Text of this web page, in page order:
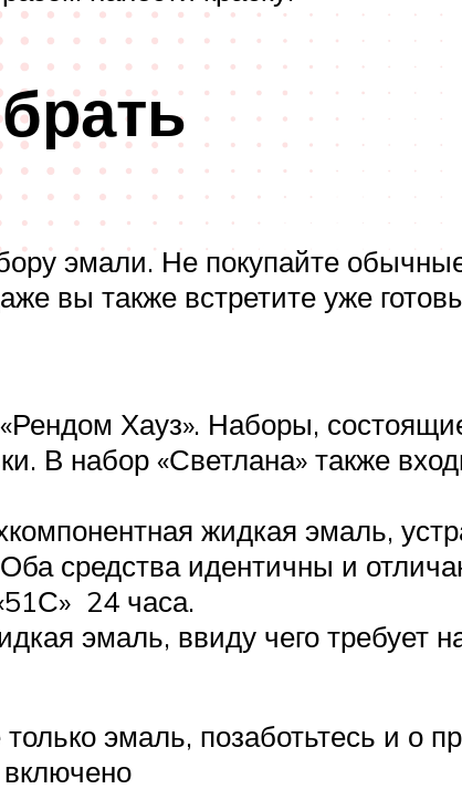
эмали. Не покупайте
вы также встретите уже
Хауз». Наборы,
В набор «Светлана» также
жидкая эмаль,
средства идентичны и
24 часа.
эмаль, ввиду чего требует
эмаль, позаботьтесь и о